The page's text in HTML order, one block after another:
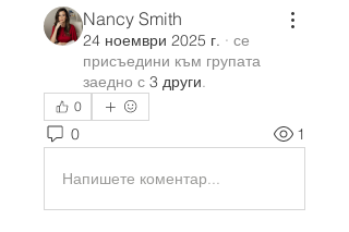
Nancy Smith
24 ноември 2025 г. · се
присъедини към групата
заедно с 3 други.
0
0 1
Напишете коментар...